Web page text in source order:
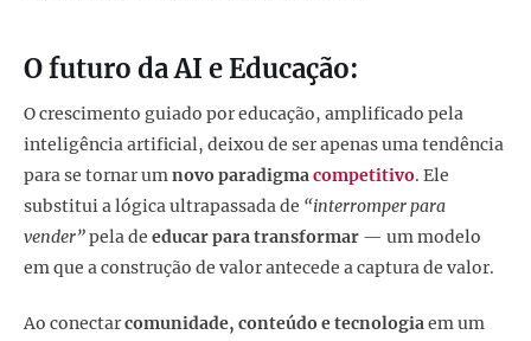
O futuro da AI e Educação:
O crescimento guiado por educação, amplificado pela
inteligência artificial, deixou de ser apenas uma tendência
para se tornar umnovo paradigmacompetitivo. Ele
substitui a lógica ultrapassada de “interromper para
vender”pela de educar para transformar — um modelo
em que a construção de valor antecede a captura de valor.
Ao conectarcomunidade, conteúdo e tecnologiaem um